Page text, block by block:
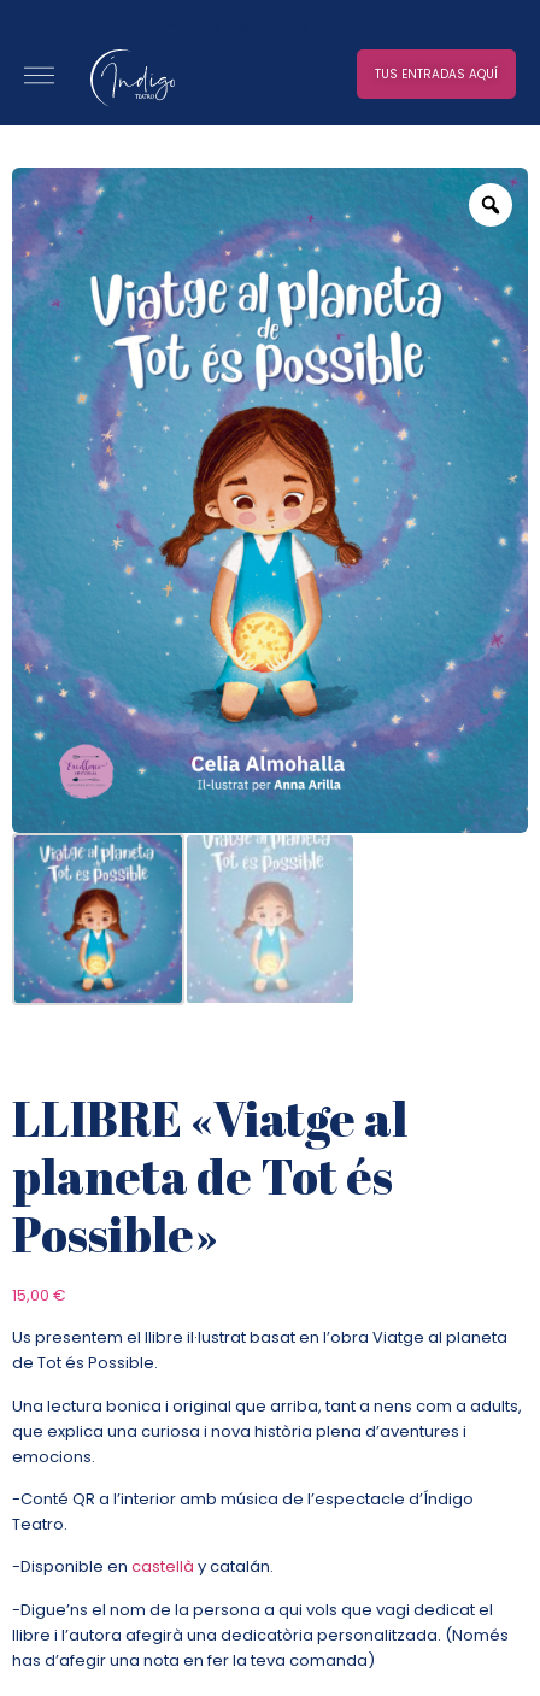
TUS ENTRADAS AQUÍ
LLIBRE «Viatge al
planeta de Tot és
Possible»
15,00 €
Us presentem el llibre il·lustrat basat en l’obra Viatge al planeta
de Tot és Possible.
Una lectura bonica i original que arriba, tant a nens com a adults,
que explica una curiosa i nova història plena d’aventures i
emocions.
-Conté QR a l’interior amb música de l’espectacle d’Índigo
Teatro.
-Disponible en castellà y catalán.
-Digue’ns el nom de la persona a qui vols que vagi dedicat el
llibre i l’autora afegirà una dedicatòria personalitzada. (Només
has d’afegir una nota en fer la teva comanda)